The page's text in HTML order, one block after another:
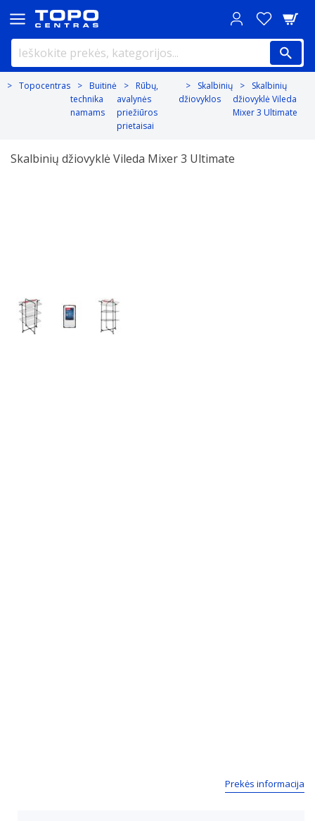
Topocentras
Buitinė
technika
namams
Rūbų,
avalynės
priežiūros
prietaisai
Skalbinių
džiovyklos
Skalbinių
džiovyklė Vileda
Mixer 3 Ultimate
Skalbinių džiovyklė Vileda Mixer 3 Ultimate
Prekės informacija